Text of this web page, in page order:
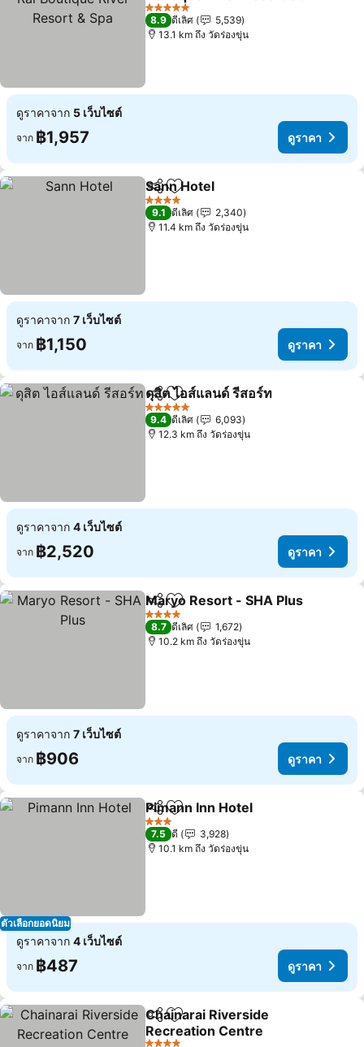
Spa
5 ดาว
8.9 ดีเลิศ
5,539
13.1 km ถึง วัดร่องขุ่น
ดูราคาจาก 5 เว็บไซต์
จาก ฿1,957 ดูราคา
แชร์ เพิ่มในรายการโปรด
Sann Hotel
4 ดาว
9.1 ดีเลิศ
2,340
11.4 km ถึง วัดร่องขุ่น
ดูราคาจาก 7 เว็บไซต์
จาก ฿1,150 ดูราคา
แชร์ เพิ่มในรายการโปรด
ดุสิต ไอส์แลนด์ รีสอร์ท
5 ดาว
9.4 ดีเลิศ
6,093
12.3 km ถึง วัดร่องขุ่น
ดูราคาจาก 4 เว็บไซต์
จาก ฿2,520 ดูราคา
แชร์ เพิ่มในรายการโปรด
Maryo Resort - SHA Plus
4 ดาว
8.7 ดีเลิศ
1,672
10.2 km ถึง วัดร่องขุ่น
ดูราคาจาก 7 เว็บไซต์
จาก ฿906 ดูราคา
ตัวเลือกยอดนิยม
แชร์ เพิ่มในรายการโปรด
Pimann Inn Hotel
3 ดาว
7.5 ดี
3,928
10.1 km ถึง วัดร่องขุ่น
ดูราคาจาก 4 เว็บไซต์
จาก ฿487 ดูราคา
แชร์ เพิ่มในรายการโปรด
Chainarai Riverside
Recreation Centre